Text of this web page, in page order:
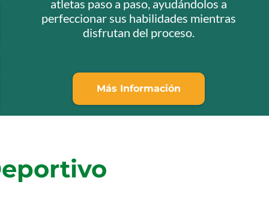
atletas paso a paso, ayudándolos a
perfeccionar sus habilidades mientras
disfrutan del proceso.
Más Información